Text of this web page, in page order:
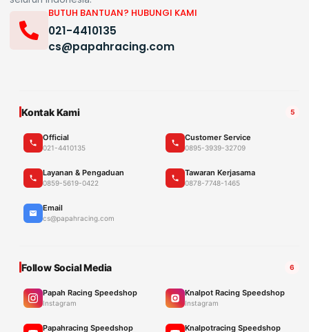
BUTUH BANTUAN? HUBUNGI KAMI
021-4410135
cs@papahracing.com
Kontak Kami 5
Official
021-4410135
Customer Service
0895-3939-32709
Layanan & Pengaduan
0859-5619-0422
Tawaran Kerjasama
0878-7748-1465
Email
cs@papahracing.com
Follow Social Media 6
Papah Racing Speedshop
Instagram
Knalpot Racing Speedshop
Instagram
Papahracing Speedshop Knalpotracing Speedshop